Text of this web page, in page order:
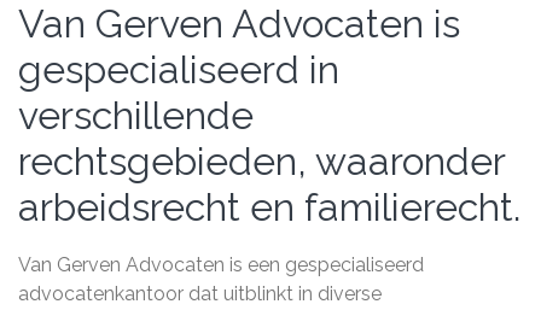
Van Gerven Advocaten is
gespecialiseerd in
verschillende
rechtsgebieden, waaronder
arbeidsrecht en familierecht.
Van Gerven Advocaten is een gespecialiseerd
advocatenkantoor dat uitblinkt in diverse